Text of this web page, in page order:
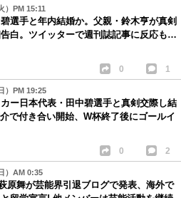
）PM 15:11
選手と年内結婚か。父親・鈴木亨が真剣
白。ツイッターで週刊誌記事に反応も…
0 1
）PM 19:25
ー日本代表・田中碧選手と真剣交際し結
で付き合い開始、W杯終了後にゴールイ
0 2
）AM 0:35
原舞が芸能界引退ブログで発表、海外で